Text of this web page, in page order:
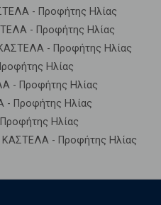
- Προφήτης Ηλίας
- Προφήτης Ηλίας
- Προφήτης Ηλίας
Ηλίας
- Προφήτης Ηλίας
- Προφήτης Ηλίας
Ηλίας
- Προφήτης Ηλίας